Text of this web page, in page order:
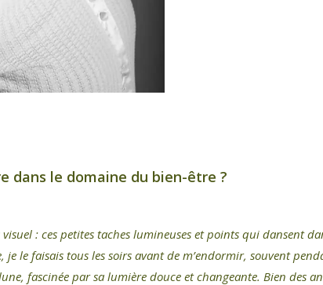
dans le domaine du bien-être ?
: ces petites taches lumineuses et points qui dansent
le faisais tous les soirs avant de m’endormir, souvent
fascinée par sa lumière douce et changeante. Bien des